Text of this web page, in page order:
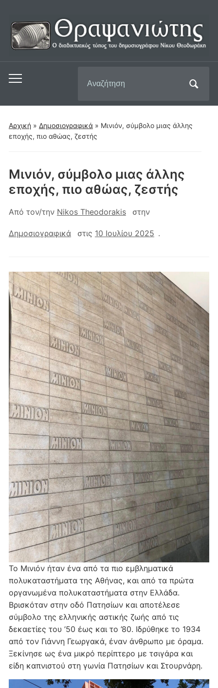
Εναλλαγή
μενού
για
κινητά
για:
Αρχική » Δημοσιογραφικά » Μινιόν, σύμβολο μιας άλλης
εποχής, πιο αθώας, ζεστής
Μινιόν, σύμβολο μιας άλλης
εποχής, πιο αθώας, ζεστής
Από τον/την Nikos Theodorakis στην
Δημοσιογραφικά στις 10 Ιουλίου 2025 .
Το Μινιόν ήταν ένα από τα πιο εμβληματικά
πολυκαταστήματα της Αθήνας, και από τα πρώτα
οργανωμένα πολυκαταστήματα στην Ελλάδα.
Βρισκόταν στην οδό Πατησίων και αποτέλεσε
σύμβολο της ελληνικής αστικής ζωής από τις
δεκαετίες του ’50 έως και το ’80. Ιδρύθηκε το 1934
από τον Γιάννη Γεωργακά, έναν άνθρωπο με όραμα.
Ξεκίνησε ως ένα μικρό περίπτερο με τσιγάρα και
είδη καπνιστού στη γωνία Πατησίων και Στουρνάρη.